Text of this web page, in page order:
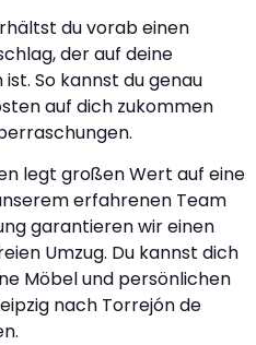
du vorab einen
der auf deine
So kannst du genau
auf dich zukommen
legt großen Wert auf eine
erfahrenen Team
garantieren wir einen
Umzug. Du kannst dich
Möbel und persönlichen
nach Torrejón de